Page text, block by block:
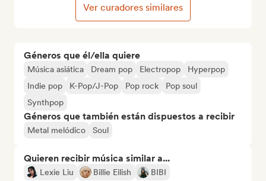
Géneros que él/ella quiere
Música asiática Dream pop Electropop
Hyperpop
Indie pop
K-Pop/J-Pop Pop rock
Pop soul
Synthpop
Géneros que también están dispuestos a recibir
Metal melódico Soul
Quieren recibir música similar a...
Lexie Liu Billie Eilish BIBI
Ver curadores similares